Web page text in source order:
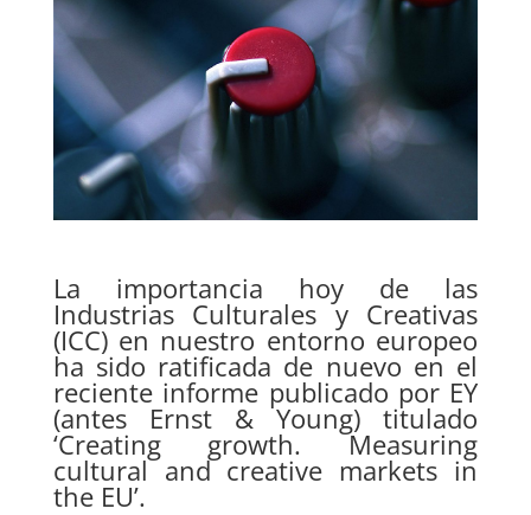
La importancia hoy de las
Industrias Culturales y Creativas
(ICC) en nuestro entorno europeo
ha sido ratificada de nuevo en el
reciente informe publicado por EY
(antes Ernst & Young) titulado
‘Creating growth. Measuring
cultural and creative markets in
the EU’.